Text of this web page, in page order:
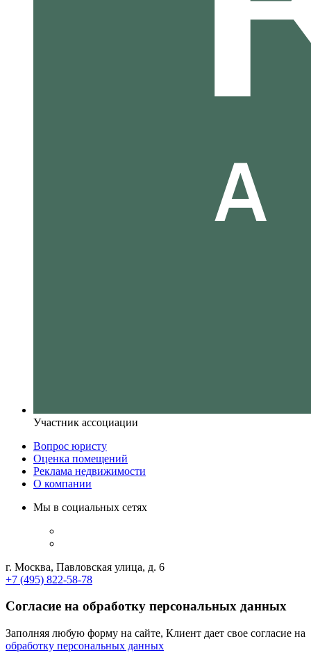
Участник ассоциации
Вопрос юристу
Оценка помещений
Реклама недвижимости
О компании
Мы в социальных сетях
г. Москва, Павловская улица, д. 6
+7 (495) 822-58-78
Согласие на обработку персональных данных
Заполняя любую форму на сайте, Клиент дает свое согласие на
обработку персональных данных